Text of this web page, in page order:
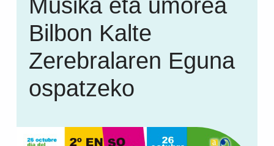
Musika eta umorea
Bilbon Kalte
Zerebralaren Eguna
ospatzeko